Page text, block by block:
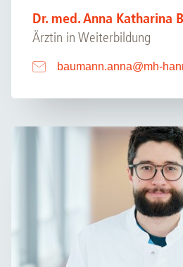
Dr. med. Anna Katharina
Ärztin in Weiterbildung
baumann.anna@mh-